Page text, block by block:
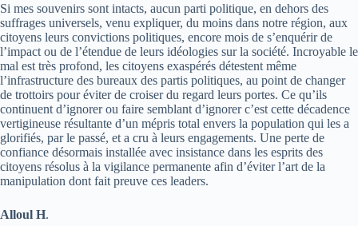
Si mes souvenirs sont intacts, aucun parti politique, en dehors des
suffrages universels, venu expliquer, du moins dans notre région, aux
citoyens leurs convictions politiques, encore mois de s’enquérir de
l’impact ou de l’étendue de leurs idéologies sur la société. Incroyable le
mal est très profond, les citoyens exaspérés détestent même
l’infrastructure des bureaux des partis politiques, au point de changer
de trottoirs pour éviter de croiser du regard leurs portes. Ce qu’ils
continuent d’ignorer ou faire semblant d’ignorer c’est cette décadence
vertigineuse résultante d’un mépris total envers la population qui les a
glorifiés, par le passé, et a cru à leurs engagements. Une perte de
confiance désormais installée avec insistance dans les esprits des
citoyens résolus à la vigilance permanente afin d’éviter l’art de la
manipulation dont fait preuve ces leaders.
Alloul H.